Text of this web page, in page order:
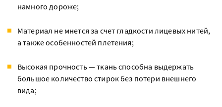
намного дороже;
Материал не мнется за счет гладкости лицевых нитей,
а также особенностей плетения;
Высокая прочность — ткань способна выдержать
большое количество стирок без потери внешнего
вида;